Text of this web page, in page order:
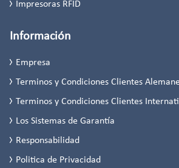
Impresoras RFID
Información
Empresa
Terminos y Condiciones Clientes
Terminos y Condiciones Clientes
Los Sistemas de Garantía
Responsabilidad
Politica de Privacidad